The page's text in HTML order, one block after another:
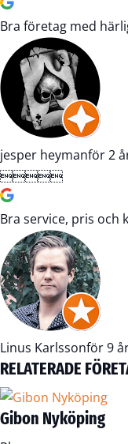
Bra företag med
jesper heymanför 2

Bra service, pris och
Linus Karlssonför 9
RELATERADE
Gibon Nyköping